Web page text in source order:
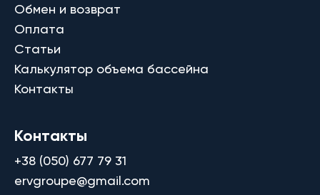
Обмен и возврат
Оплата
Статьи
Калькулятор объема бассейна
Контакты
Контакты
+38 (050) 677 79 31
ervgroupe@gmail.com